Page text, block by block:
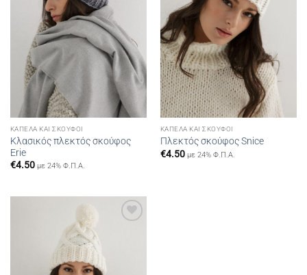
ΚΑΠΈΛΑ ΚΑΙ ΣΚΟΎΦΟΙ
Κλασικός πλεκτός σκούφος
Erie
€4.50 με 24% Φ.Π.Α.
ΚΑΠΈΛΑ ΚΑΙ ΣΚΟΎΦΟΙ
Πλεκτός σκούφος Snice
€4.50 με 24% Φ.Π.Α.